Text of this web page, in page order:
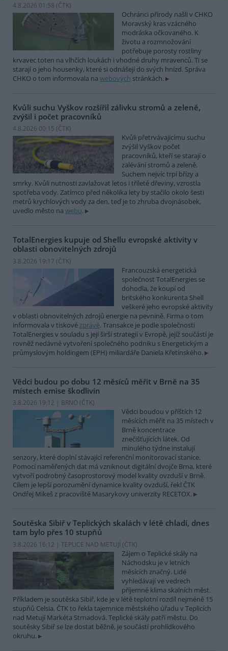
4.8.2026 01:58 (ČTK)
Ochránci přírody našli v CHKO
Moravský kras vzácného
modráska očkovaného. K
životu a rozmnožování
potřebuje porosty rostliny
krvavec toten na vlhčích loukách i vhodné druhy mravenců. Ti se
starají o jeho housenky, které si odnášejí do svých hnízd. Správa
CHKO o tom informovala na webových stránkách.
Kvůli suchu Vyškov rozšířil zálivku stromů a zeleně,
zvýšil i počet pracovníků
4.8.2026 00:15 (ČTK)
Kvůli přetrvávajícímu suchu
zvýšil Vyškov počet
pracovníků, kteří se starají o
zalévání stromů a zeleně.
Suchem nejvíc trpí břízy a
smrky. Kvůli nutnosti zavlažovat letos i tříleté dřeviny, vzrostla
spotřeba vody. Zatímco před několika lety by stačilo okolo šesti
metrů krychlových vody za den, teď je to zhruba dvojnásobek,
uvedlo město na webu.
TotalEnergies kupuje od Shellu evropské aktivity v
oblasti obnovitelných zdrojů
3.8.2026 19:17 (ČTK)
Francouzská energetická
společnost TotalEnergies se
dohodla, že koupí od
britského konkurenta Shell
veškeré jeho evropské aktivity
v oblasti obnovitelných zdrojů energie na pevnině. Firma o tom
informovala v tiskovézprávě. Transakce je podle společnosti
TotalEnergies v souladu s její širší strategií v Evropě, jejíž součástí je
rovněž nedávné vytvoření společného podniku s Energetickým a
průmyslovým holdingem (EPH) miliardáře Daniela Křetínského.
Vědci budou po dobu 12 měsíců měřit v Brně na 35
místech emise škodlivin
3.8.2026 19:12 | BRNO (ČTK)
Vědci boudou v příštích 12
měsících měřit na 35 místech v
Brně koncentrace
znečišťujících látek. Od
minulého týdne instalují
senzory, které doplní stávající referenční monitorovací stanice.
Pomocí naměřených dat má vzniknout digitální dvojče Brna, které
vytvoří podrobný časoprostorový model kvality ovzduší v Brně.
Cílem je lepší porozumění dynamice kvality ovzduší, řekl ČTK
Ondřej Mikeš z pracoviště Masarykovy univerzity RECETOX.
Soutěska Sibiř v Teplických skalách v létě chladí, dnes
tam bylo přes 10 stupňů
3.8.2026 16:12 | TEPLICE NAD METUJÍ (ČTK)
Zájem o Teplické skály na
Náchodsku je v letních
měsících značný. Lidé
vyhledávají ve vedrech
příjemné klima skalních měst.
Příkladem je soutěska Sibiř, kde je v létě teplotní rozdíl nejméně 15
stupňů Celsia. ČTK to řekla tajemnice městského úřadu v Teplicích
nad Metují Markéta Strnadová. Teplické skály patří městu. Do
soutěsky Sibiř se lze dostat běžně, je součástí prohlídkového
okruhu.